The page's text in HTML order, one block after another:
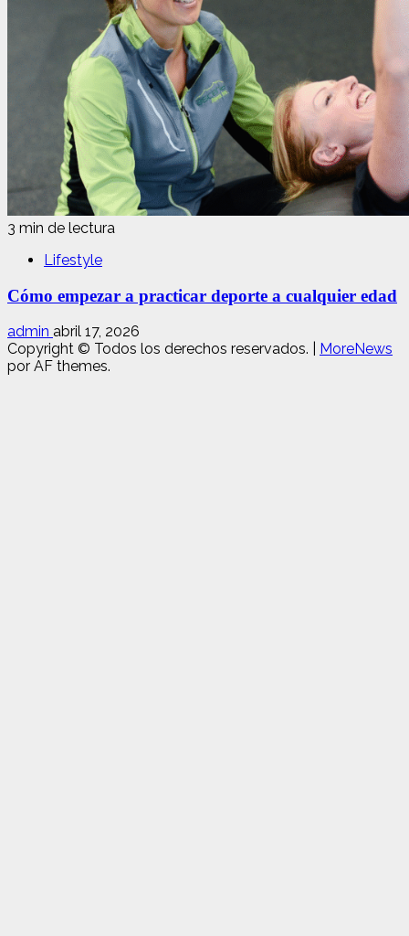
3 min de lectura
Lifestyle
Cómo empezar a practicar deporte a cualquier edad
admin abril 17, 2026
Copyright © Todos los derechos reservados.
MoreNews
por AF themes.